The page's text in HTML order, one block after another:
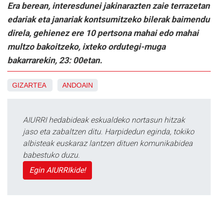
Era berean, interesdunei jakinarazten zaie terrazetan
edariak eta janariak kontsumitzeko bilerak baimendu
direla, gehienez ere 10 pertsona mahai edo mahai
multzo bakoitzeko, ixteko ordutegi-muga
bakarrarekin, 23: 00etan.
GIZARTEA ANDOAIN
AIURRI hedabideak eskualdeko nortasun hitzak
jaso eta zabaltzen ditu. Harpidedun eginda, tokiko
albisteak euskaraz lantzen dituen komunikabidea
babestuko duzu.
Egin AIURRIkide!